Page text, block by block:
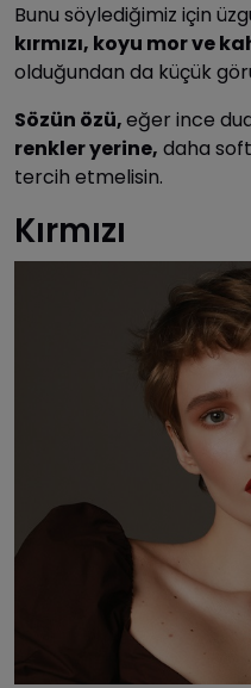
Bunu söylediğimiz için
kırmızı, koyu mor ve
olduğundan da küçük
Sözün özü,eğer ince
renkler yerine, daha
tercih etmelisin.
Kırmızı